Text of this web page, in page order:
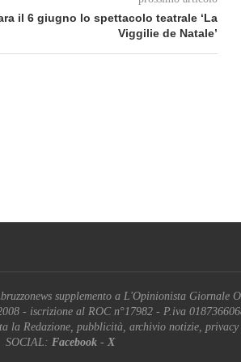
il 6 giugno lo spettacolo teatrale ‘La
Viggilie de Natale’
supplemento a L'Opinionista Giornale
- iscrizione al ROC n°17982 - P.iva
la Redazione, pubblicità, archivio notizie, privacy
SOCIAL: Facebook- X